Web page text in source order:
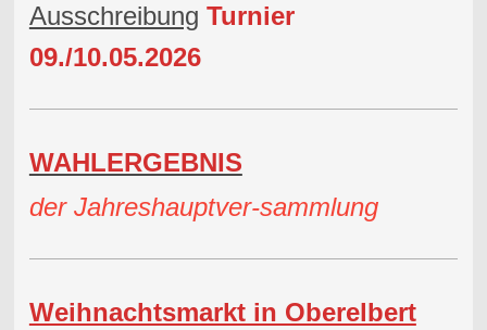
Ausschreibung Turnier
09./10.05.2026
WAHLERGEBNIS
der Jahreshauptver-sammlung
Weihnachtsmarkt in Oberelbert